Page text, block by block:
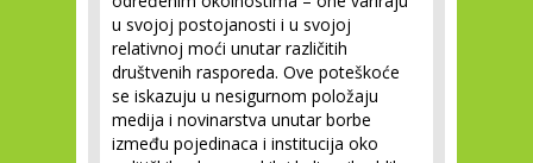
u svojoj postojanosti i u svojoj
relativnoj moći unutar različitih
društvenih rasporeda. Ove poteškoće
se iskazuju u nesigurnom položaju
medija i novinarstva unutar borbe
između pojedinaca i institucija oko